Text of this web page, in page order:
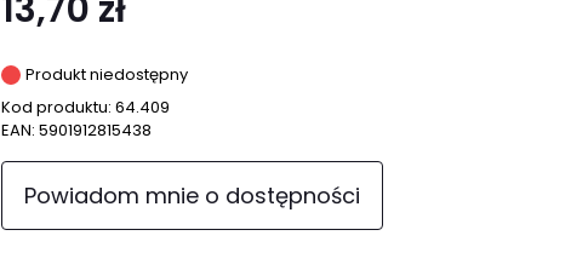
Produkt niedostępny
Kod produktu: 64.409
EAN: 5901912815438
Powiadom mnie o dostępności